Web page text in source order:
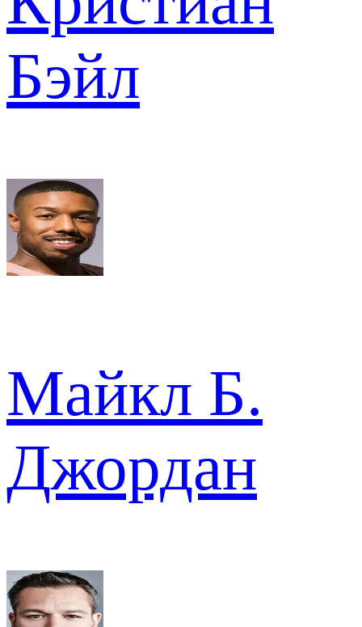
Бэйл
Майкл Б.
Джордан